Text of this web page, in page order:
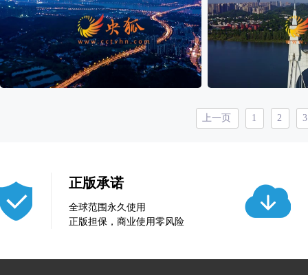
35 0
上一页 1 2 3
正版承诺
全球范围永久使用
正版担保，商业使用零风险